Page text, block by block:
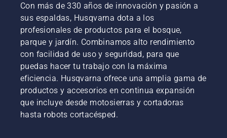
Con más de 330 años de innovación y pasión a
sus espaldas, Husqvarna dota a los
profesionales de productos para el bosque,
parque y jardín. Combinamos alto rendimiento
con facilidad de uso y seguridad, para que
puedas hacer tu trabajo con la máxima
eficiencia. Husqvarna ofrece una amplia gama de
productos y accesorios en continua expansión
que incluye desde motosierras y cortadoras
hasta robots cortacésped.